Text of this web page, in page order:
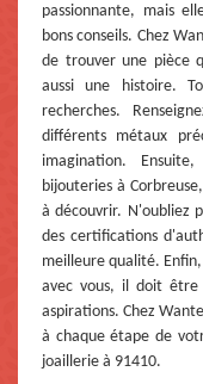
passionnante, mais
bons conseils. Chez
de trouver une pièce
aussi une histoire.
recherches.
différents métaux
imagination.
bijouteries à
à découvrir. N'oubliez
des certifications
meilleure qualité.
avec vous, il doit
aspirations. Chez
à chaque étape de
joaillerie à 91410.